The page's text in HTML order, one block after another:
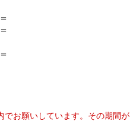
お願いしています。その期間が